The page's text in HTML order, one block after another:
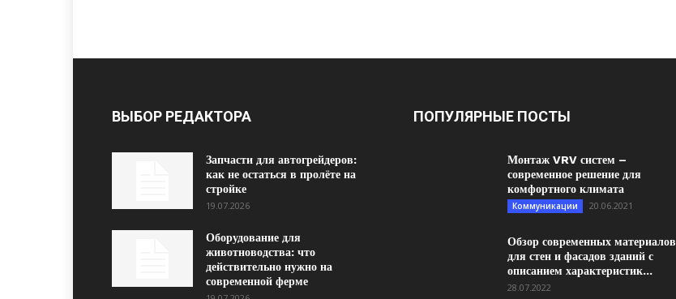
ВЫБОР РЕДАКТОРА
Запчасти для автогрейдеров:
как не остаться в пролёте на
стройке
19.07.2026
Оборудование для
животноводства: что
действительно нужно на
современной ферме
ПОПУЛЯРНЫЕ ПОСТЫ
Монтаж VRV систем –
современное решение для
комфортного климата
Коммуникации 20.06.2021
Обзор современных материалов
для стен и фасадов зданий с
описанием характеристик...
28.07.2022